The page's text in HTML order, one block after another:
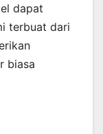
dapat
terbuat dari
biasa